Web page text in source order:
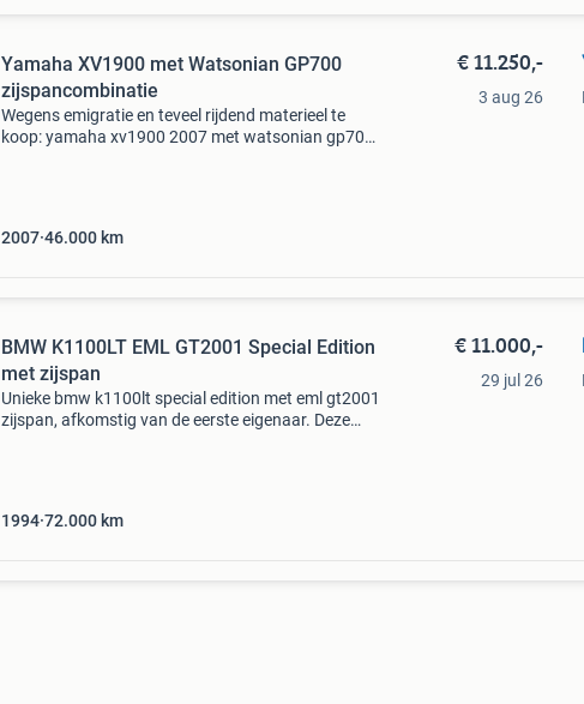
Yamaha XV1900 met Watsonian GP700
zijspancombinatie
Wegens emigratie en teveel rijdend materieel te
koop: yamaha xv1900 2007 met watsonian gp700
2007 46.000 km
€ 11.250,-
3 aug 26
BMW K1100LT EML GT2001 Special Edition
met zijspan
Unieke bmw k1100lt special edition met eml gt2001
zijspan, afkomstig van de eerste eigenaar. Deze
1994 72.000 km
€ 11.000,-
29 jul 26